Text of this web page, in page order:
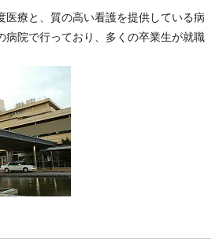
医療と、質の高い看護を提供している病
病院で行っており、多くの卒業生が就職